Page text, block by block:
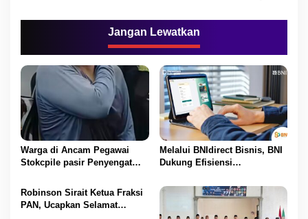
g
s
p
o
s
Jangan Lewatkan
Warga di Ancam Pegawai
Stokcpile pasir Penyengat
Melalui BNIdirect Bisnis, BNI
Dukung Efisiensi
UMKM
Robinson Sirait Ketua Fraksi
PAN, Ucapkan Selamat